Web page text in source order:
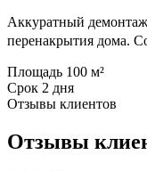
Аккуратный демонтаж
перенакрытия дома.
Площадь 100 м²
Срок 2 дня
Отзывы клиентов
Отзывы